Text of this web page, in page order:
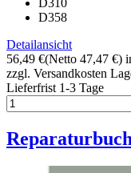
D310
D358
Detailansicht
56,49 €(Netto 47,47 €)
zzgl. Versandkosten
Lieferfrist 1-3 Tage